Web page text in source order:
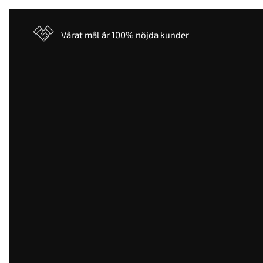
Vårat mål är 100% nöjda kunder